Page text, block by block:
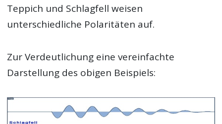
Teppich und Schlagfell weisen
unterschiedliche Polaritäten auf.
Zur Verdeutlichung eine vereinfachte
Darstellung des obigen Beispiels: